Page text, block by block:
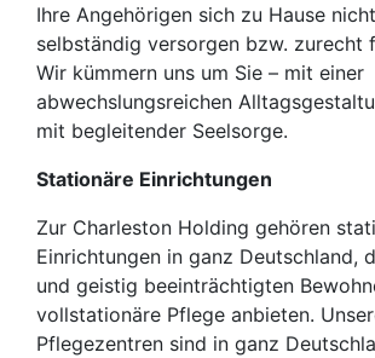
Ihre Angehörigen sich zu Hause
selbständig versorgen bzw. zurecht
Wir kümmern uns um Sie – mit einer
abwechslungsreichen
mit begleitender Seelsorge.
Stationäre Einrichtungen
Zur Charleston Holding gehören
Einrichtungen in ganz Deutschland,
und geistig beeinträchtigten
vollstationäre Pflege anbieten.
Pflegezentren sind in ganz